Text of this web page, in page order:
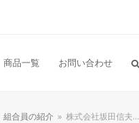
商品一覧 お問い合わせ
組合員の紹介 » 株式会社坂田信夫…